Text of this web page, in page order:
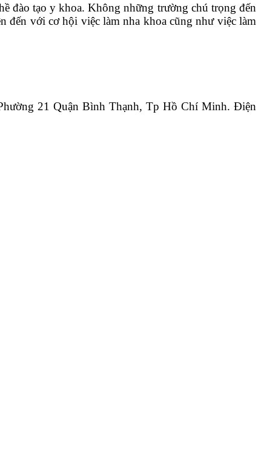
đào tạo y khoa. Không những trường chú trọng đến
đến với cơ hội việc làm nha khoa cũng như việc làm
21 Quận Bình Thạnh, Tp Hồ Chí Minh. Điện